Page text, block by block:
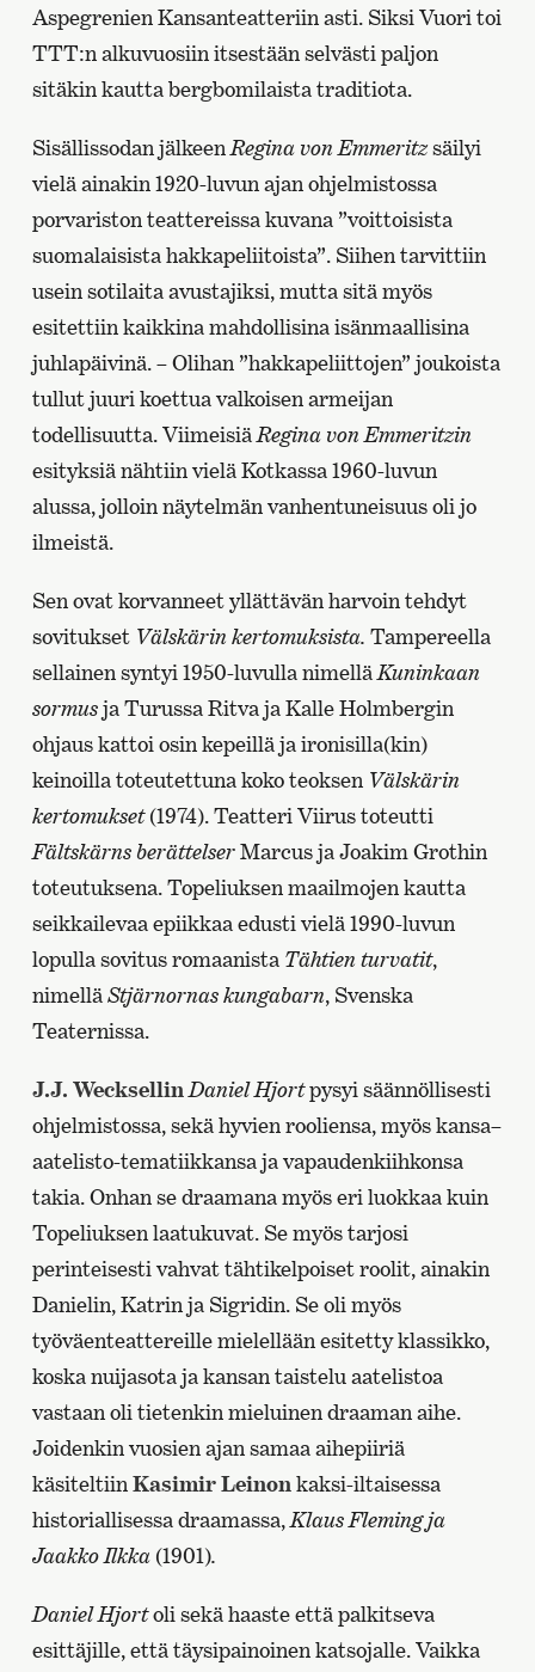
Aspegrenien Kansanteatteriin asti. Siksi Vuori toi
TTT:n alkuvuosiin itsestään selvästi paljon
sitäkin kautta bergbomilaista traditiota.
Sisällissodan jälkeen Regina von Emmeritzsäilyi
vielä ainakin 1920-luvun ajan ohjelmistossa
porvariston teattereissa kuvana ”voittoisista
suomalaisista hakkapeliitoista”. Siihen tarvittiin
usein sotilaita avustajiksi, mutta sitä myös
esitettiin kaikkina mahdollisina isänmaallisina
juhlapäivinä. – Olihan ”hakkapeliittojen” joukoista
tullut juuri koettua valkoisen armeijan
todellisuutta. Viimeisiä Regina von Emmeritzin
esityksiä nähtiin vielä Kotkassa 1960-luvun
alussa, jolloin näytelmän vanhentuneisuus oli jo
ilmeistä.
Sen ovat korvanneet yllättävän harvoin tehdyt
sovitukset Välskärin kertomuksista. Tampereella
sellainen syntyi 1950-luvulla nimellä Kuninkaan
sormusja Turussa Ritva ja Kalle Holmbergin
ohjaus kattoi osin kepeillä ja ironisilla(kin)
keinoilla toteutettuna koko teoksen Välskärin
kertomukset(1974). Teatteri Viirus toteutti
Fältskärns berättelserMarcus ja Joakim Grothin
toteutuksena. Topeliuksen maailmojen kautta
seikkailevaa epiikkaa edusti vielä 1990-luvun
lopulla sovitus romaanista Tähtien turvatit,
nimelläStjärnornas kungabarn, Svenska
Teaternissa.
J.J. Wecksellin Daniel Hjortpysyi säännöllisesti
ohjelmistossa, sekä hyvien rooliensa, myös kansa–
aatelisto-tematiikkansa ja vapaudenkiihkonsa
takia. Onhan se draamana myös eri luokkaa kuin
Topeliuksen laatukuvat. Se myös tarjosi
perinteisesti vahvat tähtikelpoiset roolit, ainakin
Danielin, Katrin ja Sigridin. Se oli myös
työväenteattereille mielellään esitetty klassikko,
koska nuijasota ja kansan taistelu aatelistoa
vastaan oli tietenkin mieluinen draaman aihe.
Joidenkin vuosien ajan samaa aihepiiriä
käsiteltiin Kasimir Leinon kaksi-iltaisessa
historiallisessa draamassa, Klaus Fleming ja
Jaakko Ilkka (1901).
Daniel Hjortoli sekä haaste että palkitseva
esittäjille, että täysipainoinen katsojalle. Vaikka